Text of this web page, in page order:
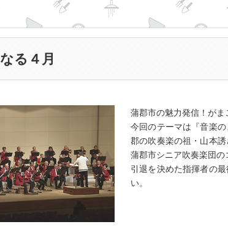
る４月
蒲郡市の魅力発信！がま
今回のテーマは『音楽
郡の吹奏楽の祖・山本
蒲郡市シニア吹奏楽団の
引退を決めた指揮者の
い。